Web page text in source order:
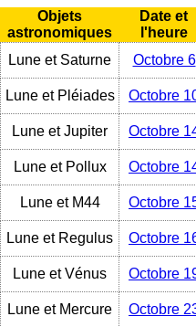
Objets
astronomiques
Date et
l'heure
Lune et Saturne Octobre 6
Lune et Pléiades
Octobre
Lune et Jupiter
Octobre
Lune et Pollux
Octobre
Lune et M44
Octobre
Lune et Regulus
Octobre
Lune et Vénus
Octobre
Lune et Mercure
Octobre